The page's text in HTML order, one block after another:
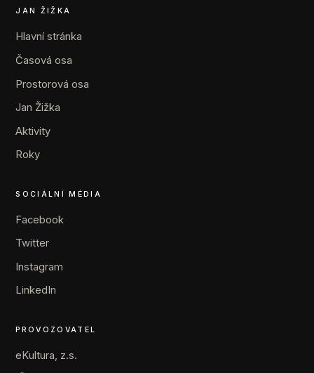
JAN ŽIŽKA
Hlavní stránka
Časová osa
Prostorová osa
Jan Žižka
Aktivity
Roky
SOCIÁLNÍ MÉDIA
Facebook
Twitter
Instagram
LinkedIn
PROVOZOVATEL
eKultura, z.s.